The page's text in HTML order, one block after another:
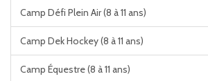
Camp Défi Plein Air (8 à 11 ans)
Camp Dek Hockey (8 à 11 ans)
Camp Équestre (8 à 11 ans)